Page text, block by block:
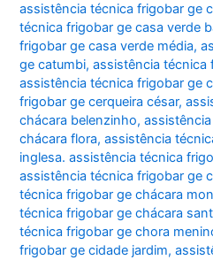
assistência técnica frigobar ge
técnica frigobar ge casa verde
frigobar ge casa verde média,
ge catumbi,assistência técnica
assistência técnica frigobar ge
frigobar ge cerqueira césar,
chácara belenzinho,
chácara flora,assistência
inglesa. assistência técnica
assistência técnica frigobar ge
técnica frigobar ge chácara
técnica frigobar ge chácara
técnica frigobar ge chora
frigobar ge cidade jardim,